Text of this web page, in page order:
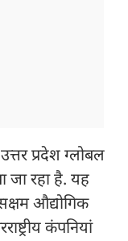
प्रदेश ग्लोबल
जा रहा है. यह
औद्योगिक
कंपनियां